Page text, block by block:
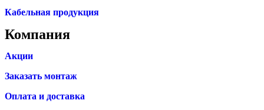
Кабельная продукция
Компания
Акции
Заказать монтаж
Оплата и доставка